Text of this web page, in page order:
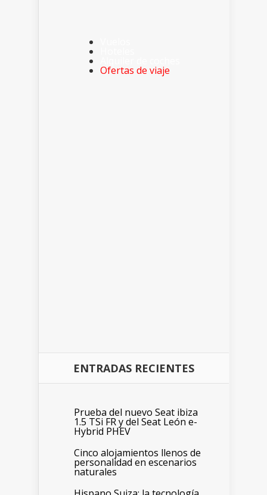
Ofertas de viaje
ENTRADAS RECIENTES
Prueba del nuevo Seat ibiza
1.5 TSi FR y del Seat León e-
Hybrid PHEV
Cinco alojamientos llenos de
personalidad en escenarios
naturales